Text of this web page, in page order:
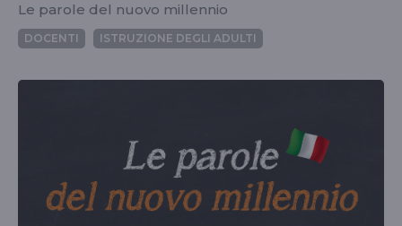
Le parole del nuovo millennio
DOCENTI ISTRUZIONE DEGLI ADULTI